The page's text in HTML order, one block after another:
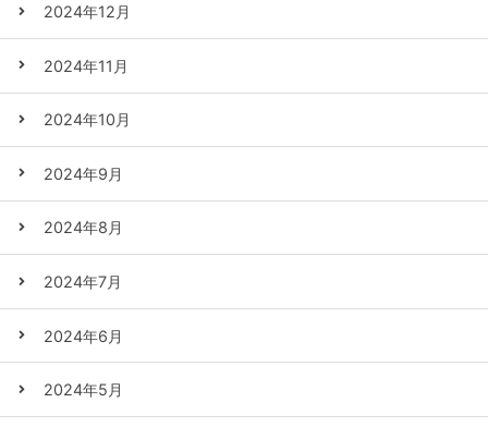
2024年12月
2024年11月
2024年10月
2024年9月
2024年8月
2024年7月
2024年6月
2024年5月